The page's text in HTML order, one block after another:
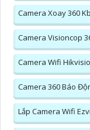
Camera Xoay 360
Camera Visioncop
Camera Wifi
Camera 360 Báo
Lắp Camera Wifi